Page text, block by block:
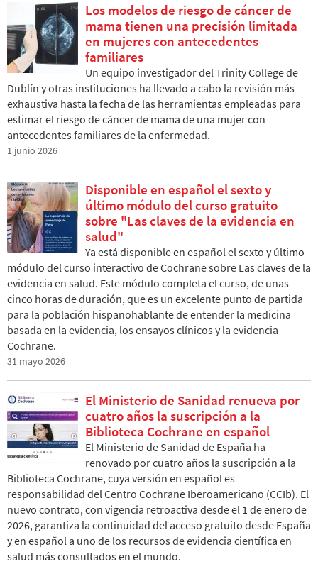
Los modelos de riesgo de cáncer de
mama tienen una precisión limitada
en mujeres con antecedentes
familiares
Un equipo investigador del Trinity College de
Dublín y otras instituciones ha llevado a cabo la revisión más
exhaustiva hasta la fecha de las herramientas empleadas para
estimar el riesgo de cáncer de mama de una mujer con
antecedentes familiares de la enfermedad.
1 junio 2026
Disponible en español el sexto y
último módulo del curso gratuito
sobre "Las claves de la evidencia en
salud"
Ya está disponible en español el sexto y último
módulo del curso interactivo de Cochrane sobre Las claves de la
evidencia en salud. Este módulo completa el curso, de unas
cinco horas de duración, que es un excelente punto de partida
para la población hispanohablante de entender la medicina
basada en la evidencia, los ensayos clínicos y la evidencia
Cochrane.
31 mayo 2026
El Ministerio de Sanidad renueva por
cuatro años la suscripción a la
Biblioteca Cochrane en español
El Ministerio de Sanidad de España ha
renovado por cuatro años la suscripción a la
Biblioteca Cochrane, cuya versión en español es
responsabilidad del Centro Cochrane Iberoamericano (CCIb). El
nuevo contrato, con vigencia retroactiva desde el 1 de enero de
2026, garantiza la continuidad del acceso gratuito desde España
y en español a uno de los recursos de evidencia científica en
salud más consultados en el mundo.